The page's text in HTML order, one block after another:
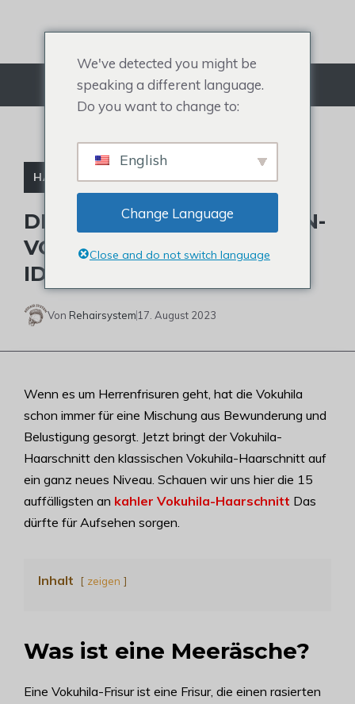
Menü
HAARSCHNITTE FÜR MÄNNER
DIE 15 COOLSTEN GLATZEN-
VOKUHILA-HAARSCHNITT-
IDEEN FÜR MÄNNER
Von Rehairsystem 17. August 2023
Wenn es um Herrenfrisuren geht, hat die Vokuhila
schon immer für eine Mischung aus Bewunderung und
Belustigung gesorgt. Jetzt bringt der Vokuhila-
Haarschnitt den klassischen Vokuhila-Haarschnitt auf
ein ganz neues Niveau. Schauen wir uns hier die 15
auffälligsten an kahler Vokuhila-Haarschnitt Das
dürfte für Aufsehen sorgen.
Inhalt zeigen
Was ist eine Meeräsche?
Eine Vokuhila-Frisur ist eine Frisur, die einen rasierten
We've detected you might be
speaking a different language.
Do you want to change to:
English
Change Language
Close and do not switch language